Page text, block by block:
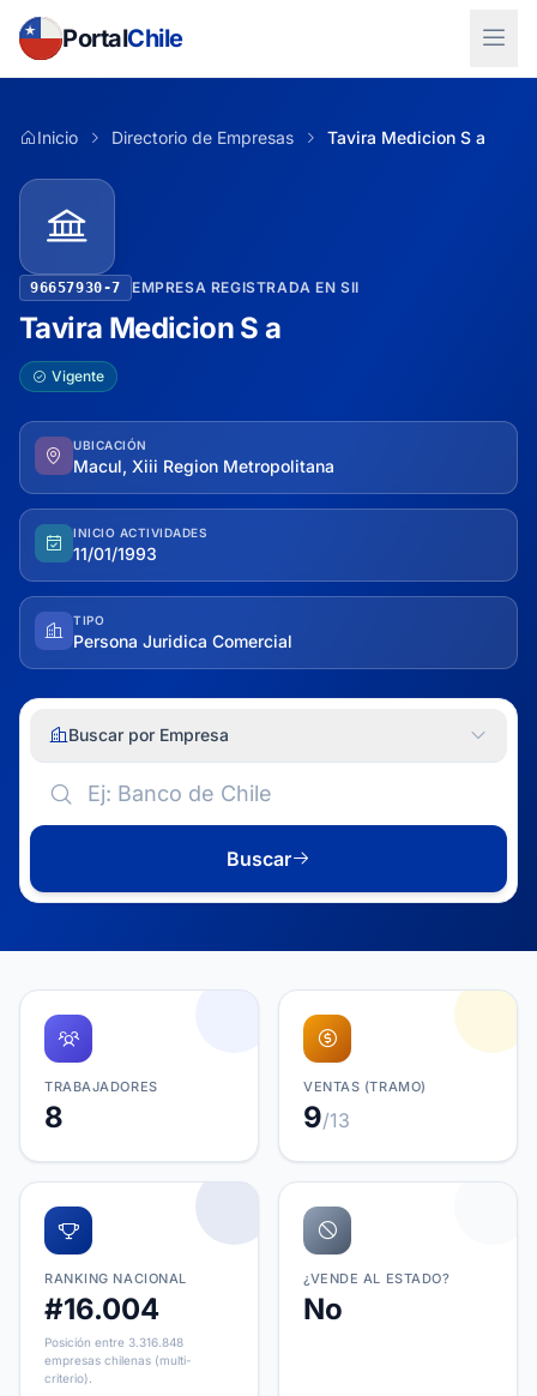
PortalChile
Inicio Directorio de Empresas Tavira Medicion S a
96657930-7 EMPRESA REGISTRADA EN SII
Tavira Medicion S a
Vigente
UBICACIÓN
Macul, Xiii Region Metropolitana
INICIO ACTIVIDADES
11/01/1993
TIPO
Persona Juridica Comercial
Buscar por Empresa
Buscar
TRABAJADORES
8
VENTAS (TRAMO)
9/13
RANKING NACIONAL
#16.004
Posición entre 3.316.848
empresas chilenas (multi-
criterio).
¿VENDE AL ESTADO?
No